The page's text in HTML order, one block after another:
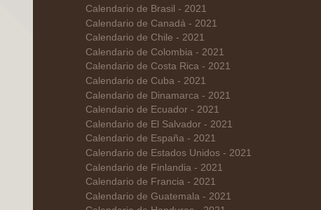
Calendario de Brasil - 2021
Calendario de Canadá - 2021
Calendario de Chile - 2021
Calendario de Colombia - 2021
Calendario de Costa Rica - 2021
Calendario de Cuba - 2021
Calendario de Dinamarca - 2021
Calendario de Ecuador - 2021
Calendario de El Salvador - 2021
Calendario de España - 2021
Calendario de Estados Unidos - 2021
Calendario de Finlandia - 2021
Calendario de Francia - 2021
Calendario de Guatemala - 2021